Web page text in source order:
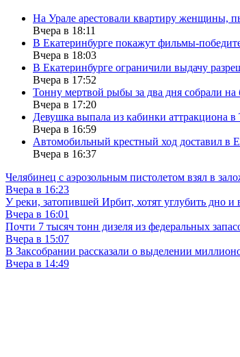
На Урале арестовали квартиру женщины,
Вчера в 18:11
В Екатеринбурге покажут фильмы-
Вчера в 18:03
В Екатеринбурге ограничили выдачу
Вчера в 17:52
Тонну мертвой рыбы за два дня собрали
Вчера в 17:20
Девушка выпала из кабинки аттракциона
Вчера в 16:59
Автомобильный крестный ход доставил в
Вчера в 16:37
Челябинец с аэрозольным пистолетом взял в
Вчера в 16:23
У реки, затопившей Ирбит, хотят углубить дно и
Вчера в 16:01
Почти 7 тысяч тонн дизеля из федеральных
Вчера в 15:07
В Заксобрании рассказали о выделении
Вчера в 14:49